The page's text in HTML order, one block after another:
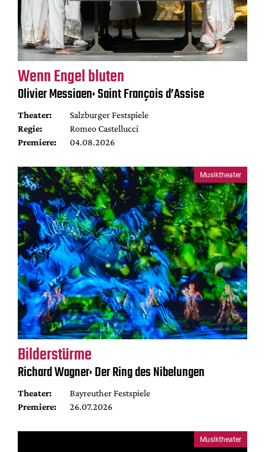
Wenn Engel bluten
Olivier Messiaen: Saint François d’Assise
Theater:
Salzburger Festspiele
Regie:
Romeo Castellucci
Premiere:
04.08.2026
Musiktheater
Bilderstürme
Richard Wagner: Der Ring des Nibelungen
Theater:
Bayreuther Festspiele
Premiere:
26.07.2026
Musiktheater